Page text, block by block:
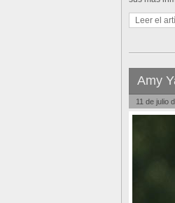
Leer el
Amy
11 de julio